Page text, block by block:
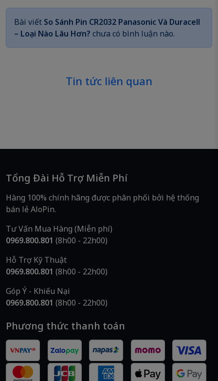
Bài viết So Sánh Pin CR2032 Panasonic Và Duracell
– Loại Nào Lâu Hơn? chưa có bình luận nào.
Tin tức liên quan
Tổng Đài Hỗ Trợ Miễn Phí
Hàng 100% chính hãng được phân phối bởi hệ thống
bán lẻ AloPin.
Tư Vấn Mua Hàng (Miễn phí)
0969.800.801 (8h00 - 22h00)
Hỗ Trợ Kỹ Thuật
0969.800.801 (8h00 - 22h00)
Góp Ý - Khiếu Nại
0969.800.801 (8h00 - 22h00)
Phương thức thanh toán